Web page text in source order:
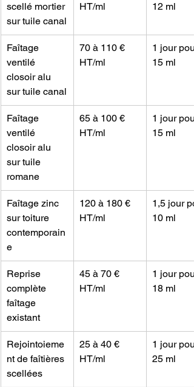
scellé mortier
sur tuile canal
HT/ml
12 ml
Faîtage
ventilé
closoir alu
sur tuile canal
70 à 110 €
HT/ml
1 jour
15 ml
Faîtage
ventilé
closoir alu
sur tuile
romane
65 à 100 €
HT/ml
1 jour
15 ml
Faîtage zinc
sur toiture
contemporain
e
120 à 180 €
HT/ml
1,5 jour
10 ml
Reprise
complète
faîtage
existant
45 à 70 €
HT/ml
1 jour
18 ml
Rejointoieme
nt de faîtières
scellées
25 à 40 €
HT/ml
1 jour
25 ml